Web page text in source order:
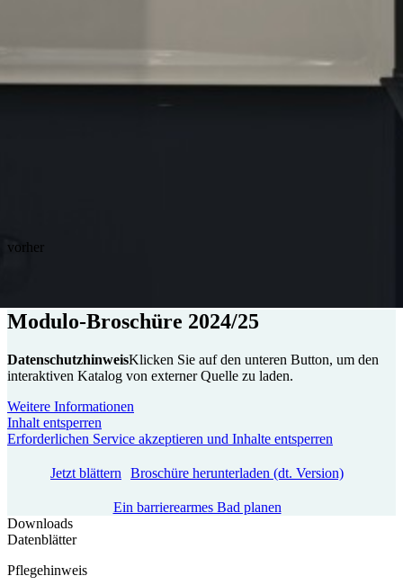
vorher
Modulo-Broschüre 2024/25
DatenschutzhinweisKlicken Sie auf den unteren Button, um den
interaktiven Katalog von externer Quelle zu laden.
Weitere Informationen
Inhalt entsperren
Erforderlichen Service akzeptieren und Inhalte entsperren
Jetzt blättern Broschüre herunterladen (dt. Version)
Ein barrierearmes Bad planen
Downloads
Datenblätter
Pflegehinweis